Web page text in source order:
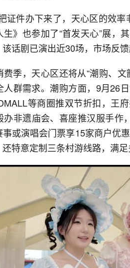
证件办下来了，天心区的效
》也参加了“首发天心”展，
话剧已演出近30场，市场反
季，天心区还将从“潮购、
群需求。潮购方面，9月26
等商圈推双节折扣，王
非遗庙会、喜座推汉服手作
或演唱会门票享15家商户优
特意定制三条村游线路，满足